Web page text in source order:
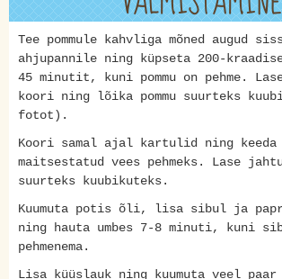
Tee pommule kahvliga mõned augud
ahjupannile ning küpseta 200-
45 minutit, kuni pommu on pehme.
koori ning lõika pommu suurteks
fotot).
Koori samal ajal kartulid ning keeda
maitsestatud vees pehmeks. Lase
suurteks kuubikuteks.
Kuumuta potis õli, lisa sibul ja
ning hauta umbes 7-8 minuti, kuni
pehmenema.
Lisa küüslauk ning kuumuta veel